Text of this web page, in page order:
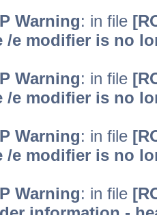
Warning: in file
/e modifier is no
Warning: in file
/e modifier is no
Warning: in file
/e modifier is no
Warning: in file